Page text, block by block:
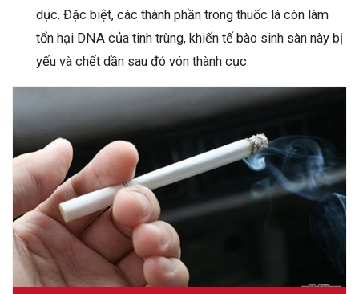
dục. Đặc biệt, các thành phần trong thuốc lá còn làm
tổn hại DNA của tinh trùng, khiến tế bào sinh sàn này bị
yếu và chết dần sau đó vón thành cục.